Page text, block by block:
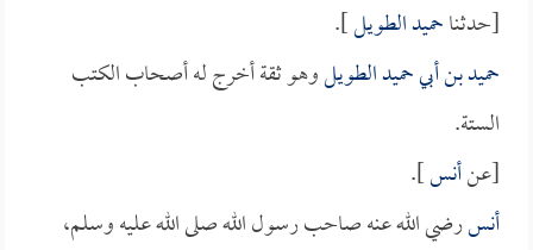
[حدثناحميد الطويل].
حميد بن أبي حميد الطويلوهو ثقة أخرج له أصحاب الكتب
الستة.
[عنأنس].
أنسرضي الله عنه صاحب رسول الله صلى الله عليه وسلم،